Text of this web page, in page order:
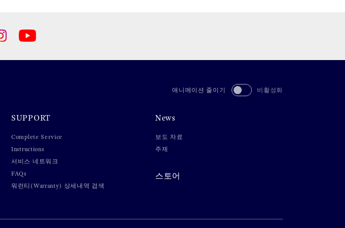
애니메이션 줄이기 비활성화
SUPPORT
Complete Service
Instructions
서비스 네트워크
FAQs
워런티(Warranty) 상세내역 검색
News
보도 자료
주제
스토어